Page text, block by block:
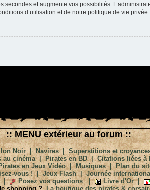
et augmente vos possibilités.
d’utilisation et de notre politique de vie
:: MENU extérieur au forum ::
Noir|Navires|Superstitions et
au cinéma|Pirates en BD|Citations liées à
en Jeux Vidéo|Musiques|Plan du
vous !|Jeux Flash|Journée
| Posez vos questions| Livre d'Or|